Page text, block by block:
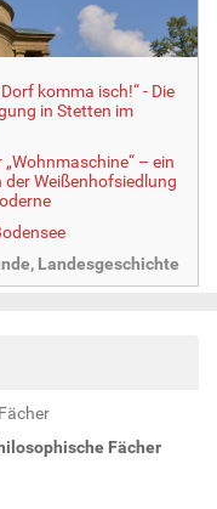
komma isch!“ - Die
in Stetten im
– ein
der Weißenhofsiedlung
Landesgeschichte
Fächer